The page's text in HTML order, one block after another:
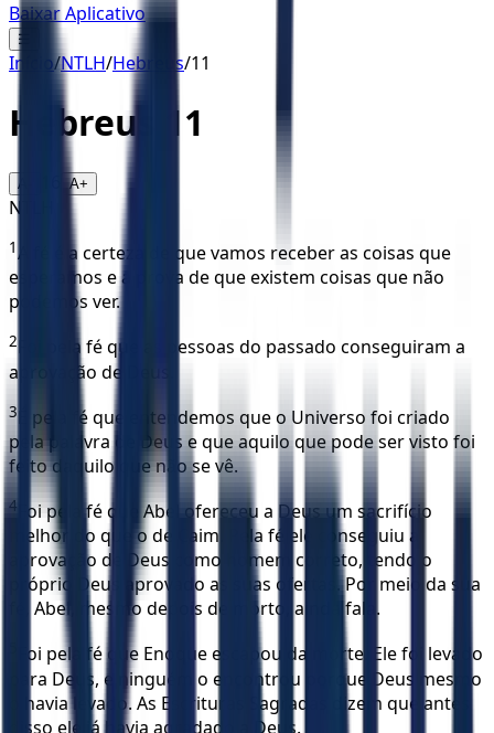
Baixar Aplicativo
☰
Início/NTLH/Hebreus/11
Hebreus 11
A- A+
NTLH
1A fé é a certeza de que vamos receber as coisas que
esperamos e a prova de que existem coisas que não
podemos ver.
2
Foi pela fé que as pessoas do passado conseguiram a
aprovação de Deus.
3
É pela fé que entendemos que o Universo foi criado
pela palavra de Deus e que aquilo que pode ser visto foi
feito daquilo que não se vê.
4
Foi pela fé que Abel ofereceu a Deus um sacrifício
melhor do que o de Caim. Pela fé ele conseguiu a
aprovação de Deus como homem correto, tendo o
próprio Deus aprovado as suas ofertas. Por meio da sua
fé, Abel, mesmo depois de morto, ainda fala.
Foi pela fé que Enoque escapou da morte. Ele foi levado
para Deus, e ninguém o encontrou porque Deus mesmo
o havia levado. As Escrituras Sagradas dizem que antes
disso ele já havia agradado a Deus.